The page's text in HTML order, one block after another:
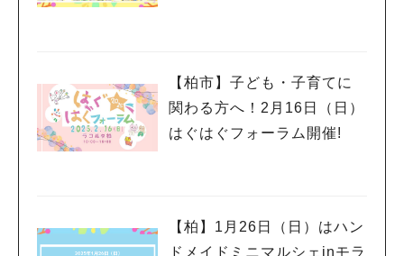
【柏市】子ども・子育てに
関わる方へ！2月16日（日）
はぐはぐフォーラム開催!
【柏】1月26日（日）はハン
ドメイドミニマルシェinモラ